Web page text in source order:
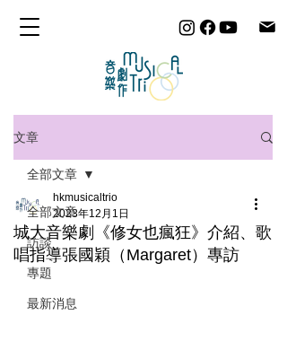
文章
全部文章
訪談
專題
最新消息
全部文章
城大音樂劇《修女也瘋狂》介紹、歌
唱指導張國穎（Margaret）專訪
hkmusicaltrio
2023年12月1日